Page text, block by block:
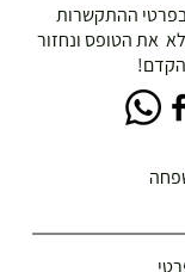
בפרטי ההתקשרות
את הטופס ונחזור